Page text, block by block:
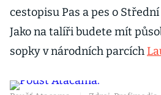
cestopisu Pas a pes o
Jako na talíři budete mít
sopky v národních parcích